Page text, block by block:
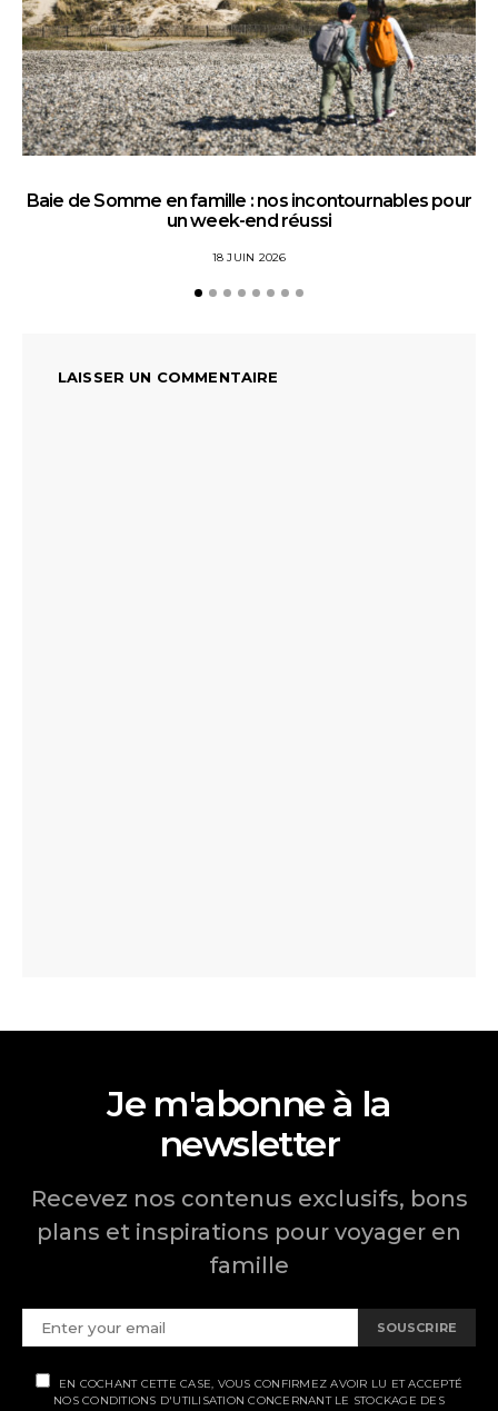
Baie de Somme en famille : nos incontournables pour
un week-end réussi
18 JUIN 2026
LAISSER UN COMMENTAIRE
Je m'abonne à la
newsletter
Recevez nos contenus exclusifs, bons
plans et inspirations pour voyager en
famille
SOUSCRIRE
EN COCHANT CETTE CASE, VOUS CONFIRMEZ AVOIR LU ET ACCEPTÉ
NOS CONDITIONS D'UTILISATION CONCERNANT LE STOCKAGE DES